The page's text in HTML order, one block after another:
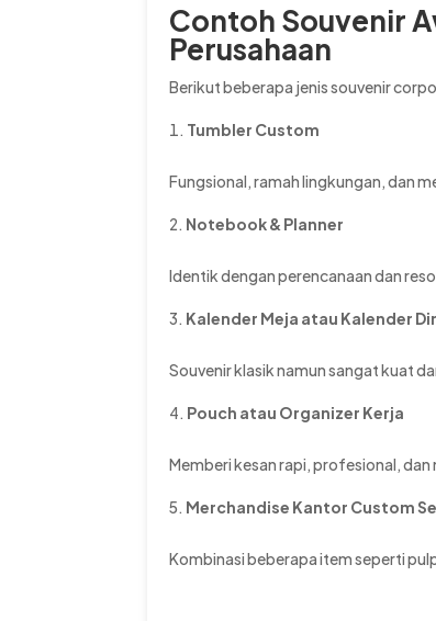
Contoh Souvenir
Perusahaan
Berikut beberapa jenis souvenir
Tumbler Custom
Fungsional, ramah lingkungan, dan
Notebook & Planner
Identik dengan perencanaan dan
Kalender Meja atau Kalender
Souvenir klasik namun sangat kuat
Pouch atau Organizer Kerja
Memberi kesan rapi, profesional,
Merchandise Kantor Custom
Kombinasi beberapa item seperti